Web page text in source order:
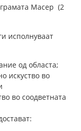
Масер (2
исполнуваат
од областа;
искуство во
во соодветната